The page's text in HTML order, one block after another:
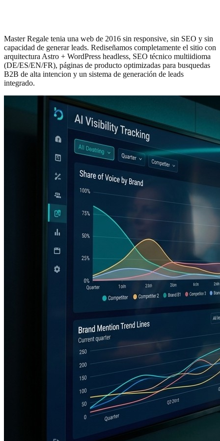
Master Regale tenia una web de 2016 sin responsive, sin SEO y sin
capacidad de generar leads. Rediseñamos completamente el sitio con
arquitectura Astro + WordPress headless, SEO técnico multiidioma
(DE/ES/EN/FR), páginas de producto optimizadas para busquedas
B2B de alta intencion y un sistema de generación de leads
integrado.